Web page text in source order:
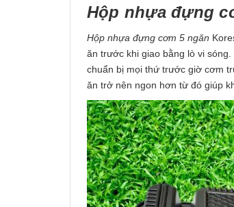
Hộp nhựa đựng
Hộp nhựa đựng cơm 5 ngăn
ăn trước khi giao bằng lò vi
chuẩn bị mọi thứ trước giờ cơm
ăn trở nên ngon hơn từ đó giúp